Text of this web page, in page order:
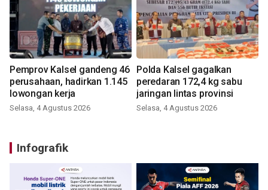
Pemprov Kalsel gandeng 46
perusahaan, hadirkan 1.145
lowongan kerja
Selasa, 4 Agustus 2026
Polda Kalsel gagalkan
peredaran 172,4 kg sabu
jaringan lintas provinsi
Selasa, 4 Agustus 2026
Infografik